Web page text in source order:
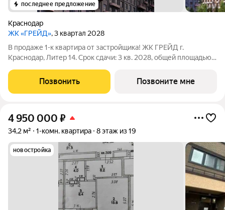
последнее предложение
Краснодар
ЖК «ГРЕЙД», 3 квартал 2028
В продаже 1-к квартира от застройщика! ЖК ГРЕЙД г.
Краснодар, Литер 14. Срок сдачи: 3 кв. 2028, общей площадью
класса. Никогда неоклассика не была представлена в
краснодарской архитектуре с таким
Позвонить Позвоните мне
4 950 000 ₽
34,2 м² 1-комн. квартира 8 этаж из 19
новостройка